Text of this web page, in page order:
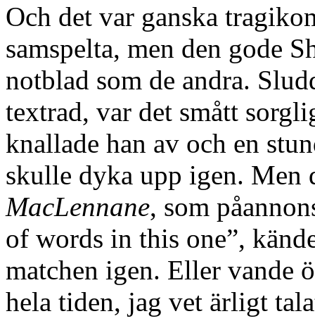
Och det var ganska
samspelta, men den gode
notblad som de andra.
textrad, var det smått
knallade han av och en
skulle dyka upp igen. Men
MacLennane, som
of words in this one”,
matchen igen. Eller vande
hela tiden, jag vet ärligt